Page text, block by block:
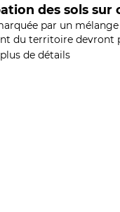
des sols sur
par un
du territoire devront
de détails